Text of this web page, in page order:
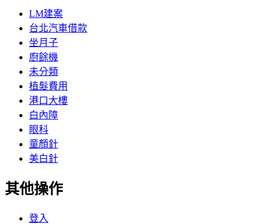
LM建案
台北汽車借款
坐月子
廚餘機
未分類
植髮費用
港口大樓
白內障
眼科
童顏針
美白針
其他操作
登入